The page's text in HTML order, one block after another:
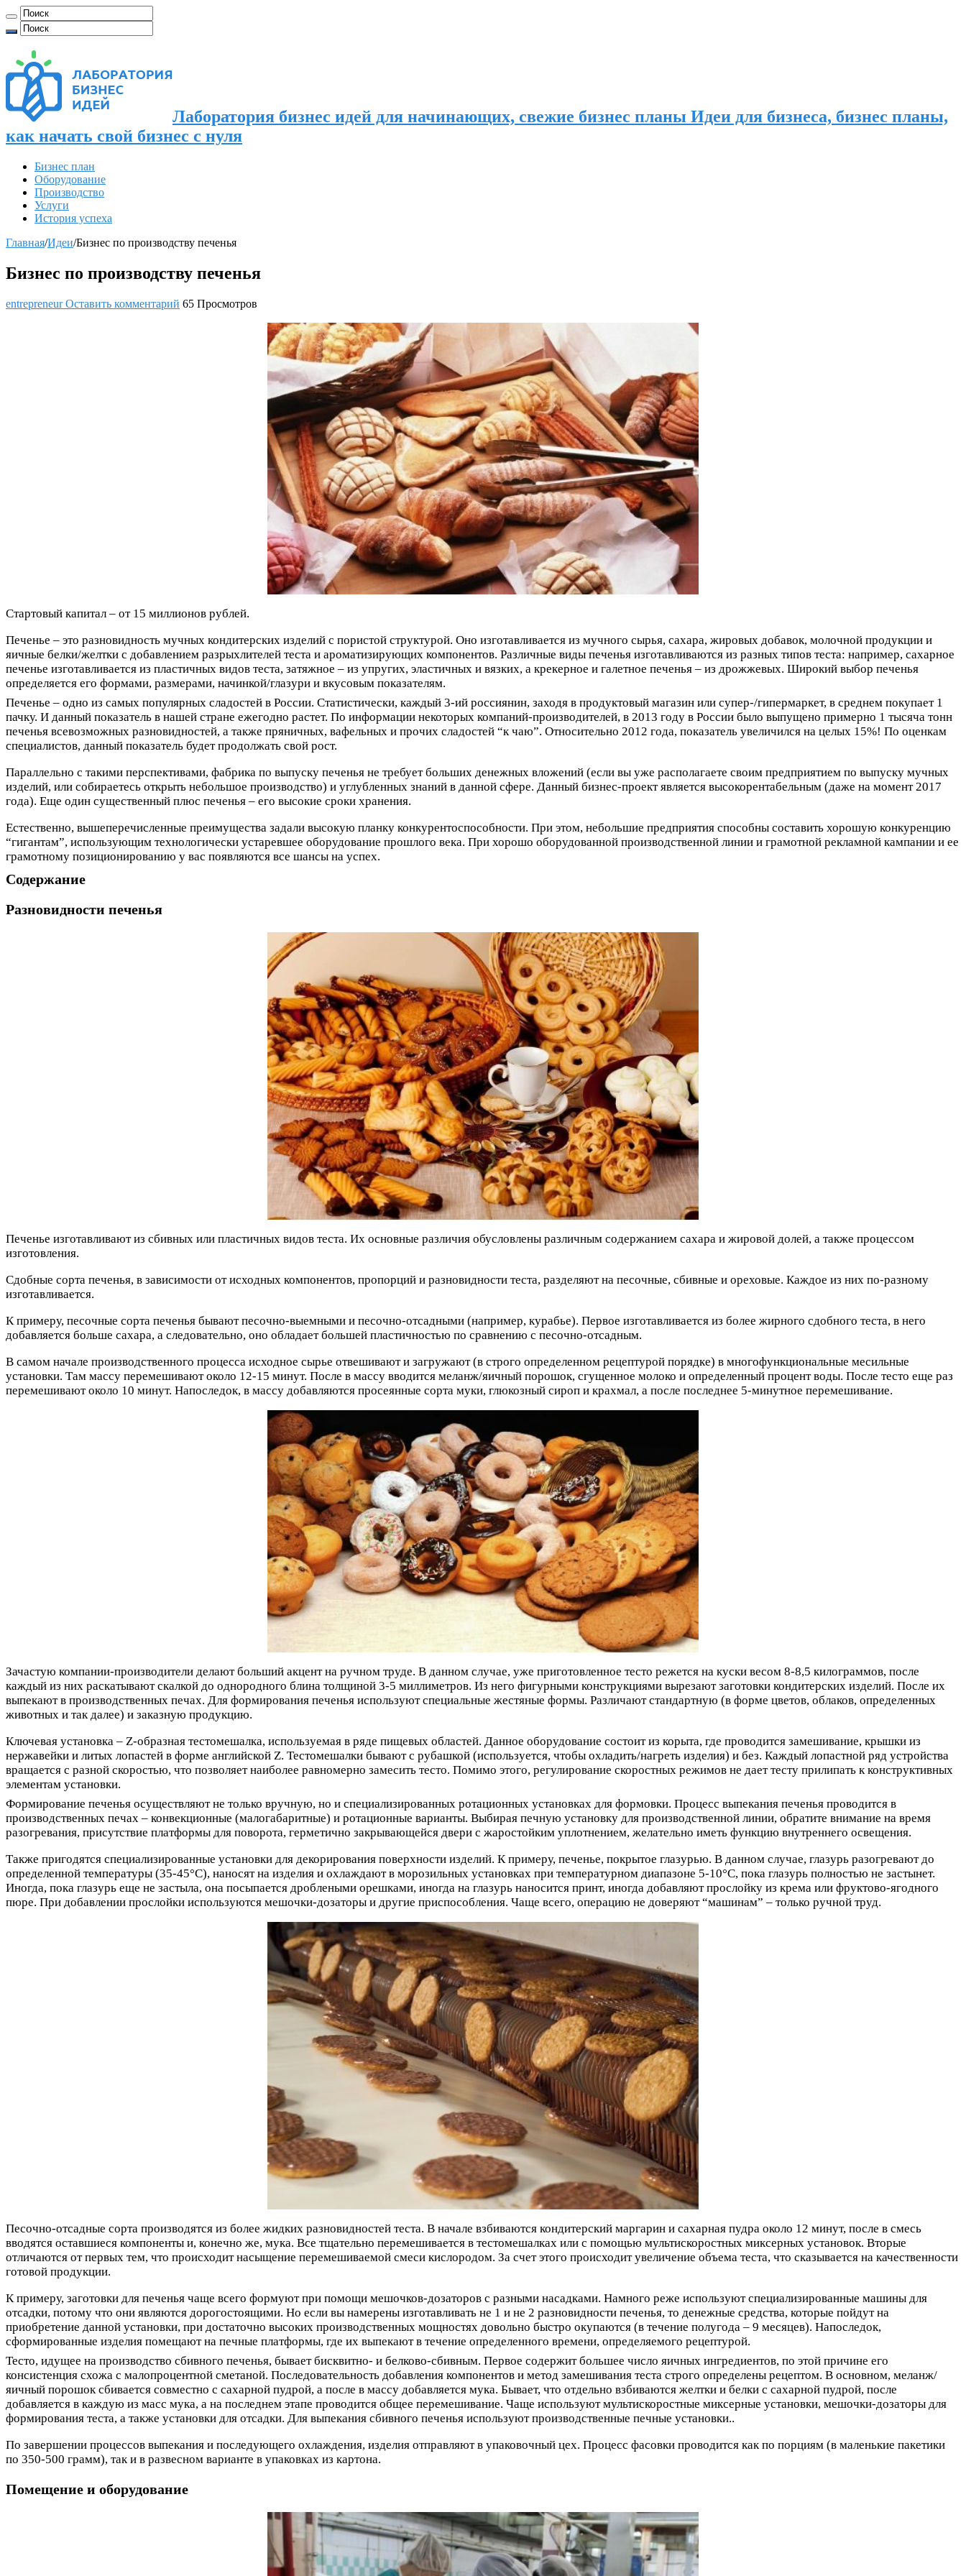
Лаборатория бизнес идей для начинающих, свежие бизнес планы Идеи для бизнеса, бизнес планы,
как начать свой бизнес с нуля
Бизнес план
Оборудование
Производство
Услуги
История успеха
Главная/Идеи/Бизнес по производству печенья
Бизнес по производству печенья
entrepreneurОставить комментарий 65 Просмотров
Стартовый капитал – от 15 миллионов рублей.
Печенье – это разновидность мучных кондитерских изделий с пористой структурой. Оно изготавливается из мучного сырья, сахара, жировых добавок, молочной продукции и
яичные белки/желтки с добавлением разрыхлителей теста и ароматизирующих компонентов. Различные виды печенья изготавливаются из разных типов теста: например, сахарное
печенье изготавливается из пластичных видов теста, затяжное – из упругих, эластичных и вязких, а крекерное и галетное печенья – из дрожжевых. Широкий выбор печенья
определяется его формами, размерами, начинкой/глазури и вкусовым показателям.
Печенье – одно из самых популярных сладостей в России. Статистически, каждый 3-ий россиянин, заходя в продуктовый магазин или супер-/гипермаркет, в среднем покупает 1
пачку. И данный показатель в нашей стране ежегодно растет. По информации некоторых компаний-производителей, в 2013 году в России было выпущено примерно 1 тысяча тонн
печенья всевозможных разновидностей, а также пряничных, вафельных и прочих сладостей “к чаю”. Относительно 2012 года, показатель увеличился на целых 15%! По оценкам
специалистов, данный показатель будет продолжать свой рост.
Параллельно с такими перспективами, фабрика по выпуску печенья не требует больших денежных вложений (если вы уже располагаете своим предприятием по выпуску мучных
изделий, или собираетесь открыть небольшое производство) и углубленных знаний в данной сфере. Данный бизнес-проект является высокорентабельным (даже на момент 2017
года). Еще один существенный плюс печенья – его высокие сроки хранения.
Естественно, вышеперечисленные преимущества задали высокую планку конкурентоспособности. При этом, небольшие предприятия способны составить хорошую конкуренцию
“гигантам”, использующим технологически устаревшее оборудование прошлого века. При хорошо оборудованной производственной линии и грамотной рекламной кампании и ее
грамотному позиционированию у вас появляются все шансы на успех.
Содержание
Разновидности печенья
Печенье изготавливают из сбивных или пластичных видов теста. Их основные различия обусловлены различным содержанием сахара и жировой долей, а также процессом
изготовления.
Сдобные сорта печенья, в зависимости от исходных компонентов, пропорций и разновидности теста, разделяют на песочные, сбивные и ореховые. Каждое из них по-разному
изготавливается.
К примеру, песочные сорта печенья бывают песочно-выемными и песочно-отсадными (например, курабье). Первое изготавливается из более жирного сдобного теста, в него
добавляется больше сахара, а следовательно, оно обладает большей пластичностью по сравнению с песочно-отсадным.
В самом начале производственного процесса исходное сырье отвешивают и загружают (в строго определенном рецептурой порядке) в многофункциональные месильные
установки. Там массу перемешивают около 12-15 минут. После в массу вводится меланж/яичный порошок, сгущенное молоко и определенный процент воды. После тесто еще раз
перемешивают около 10 минут. Напоследок, в массу добавляются просеянные сорта муки, глюкозный сироп и крахмал, а после последнее 5-минутное перемешивание.
Зачастую компании-производители делают больший акцент на ручном труде. В данном случае, уже приготовленное тесто режется на куски весом 8-8,5 килограммов, после
каждый из них раскатывают скалкой до однородного блина толщиной 3-5 миллиметров. Из него фигурными конструкциями вырезают заготовки кондитерских изделий. После их
выпекают в производственных печах. Для формирования печенья используют специальные жестяные формы. Различают стандартную (в форме цветов, облаков, определенных
животных и так далее) и заказную продукцию.
Ключевая установка – Z-образная тестомешалка, используемая в ряде пищевых областей. Данное оборудование состоит из корыта, где проводится замешивание, крышки из
нержавейки и литых лопастей в форме английской Z. Тестомешалки бывают с рубашкой (используется, чтобы охладить/нагреть изделия) и без. Каждый лопастной ряд устройства
вращается с разной скоростью, что позволяет наиболее равномерно замесить тесто. Помимо этого, регулирование скоростных режимов не дает тесту прилипать к конструктивных
элементам установки.
Формирование печенья осуществляют не только вручную, но и специализированных ротационных установках для формовки. Процесс выпекания печенья проводится в
производственных печах – конвекционные (малогабаритные) и ротационные варианты. Выбирая печную установку для производственной линии, обратите внимание на время
разогревания, присутствие платформы для поворота, герметично закрывающейся двери с жаростойким уплотнением, желательно иметь функцию внутреннего освещения.
Также пригодятся специализированные установки для декорирования поверхности изделий. К примеру, печенье, покрытое глазурью. В данном случае, глазурь разогревают до
определенной температуры (35-45°C), наносят на изделия и охлаждают в морозильных установках при температурном диапазоне 5-10°C, пока глазурь полностью не застынет.
Иногда, пока глазурь еще не застыла, она посыпается дроблеными орешками, иногда на глазурь наносится принт, иногда добавляют прослойку из крема или фруктово-ягодного
пюре. При добавлении прослойки используются мешочки-дозаторы и другие приспособления. Чаще всего, операцию не доверяют “машинам” – только ручной труд.
Песочно-отсадные сорта производятся из более жидких разновидностей теста. В начале взбиваются кондитерский маргарин и сахарная пудра около 12 минут, после в смесь
вводятся оставшиеся компоненты и, конечно же, мука. Все тщательно перемешивается в тестомешалках или с помощью мультискоростных миксерных установок. Вторые
отличаются от первых тем, что происходит насыщение перемешиваемой смеси кислородом. За счет этого происходит увеличение объема теста, что сказывается на качественности
готовой продукции.
К примеру, заготовки для печенья чаще всего формуют при помощи мешочков-дозаторов с разными насадками. Намного реже используют специализированные машины для
отсадки, потому что они являются дорогостоящими. Но если вы намерены изготавливать не 1 и не 2 разновидности печенья, то денежные средства, которые пойдут на
приобретение данной установки, при достаточно высоких производственных мощностях довольно быстро окупаются (в течение полугода – 9 месяцев). Напоследок,
сформированные изделия помещают на печные платформы, где их выпекают в течение определенного времени, определяемого рецептурой.
Тесто, идущее на производство сбивного печенья, бывает бисквитно- и белково-сбивным. Первое содержит большее число яичных ингредиентов, по этой причине его
консистенция схожа с малопроцентной сметаной. Последовательность добавления компонентов и метод замешивания теста строго определены рецептом. В основном, меланж/
яичный порошок сбивается совместно с сахарной пудрой, а после в массу добавляется мука. Бывает, что отдельно взбиваются желтки и белки с сахарной пудрой, после
добавляется в каждую из масс мука, а на последнем этапе проводится общее перемешивание. Чаще используют мультискоростные миксерные установки, мешочки-дозаторы для
формирования теста, а также установки для отсадки. Для выпекания сбивного печенья используют производственные печные установки..
По завершении процессов выпекания и последующего охлаждения, изделия отправляют в упаковочный цех. Процесс фасовки проводится как по порциям (в маленькие пакетики
по 350-500 грамм), так и в развесном варианте в упаковках из картона.
Помещение и оборудование